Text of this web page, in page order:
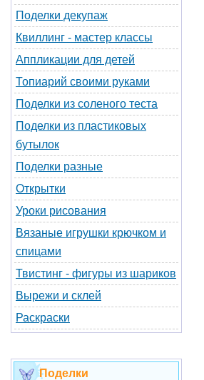
Поделки декупаж
Квиллинг - мастер классы
Аппликации для детей
Топиарий своими руками
Поделки из соленого теста
Поделки из пластиковых
бутылок
Поделки разные
Открытки
Уроки рисования
Вязаные игрушки крючком и
спицами
Твистинг - фигуры из шариков
Вырежи и склей
Раскраски
Поделки